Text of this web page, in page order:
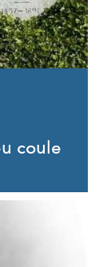
coule